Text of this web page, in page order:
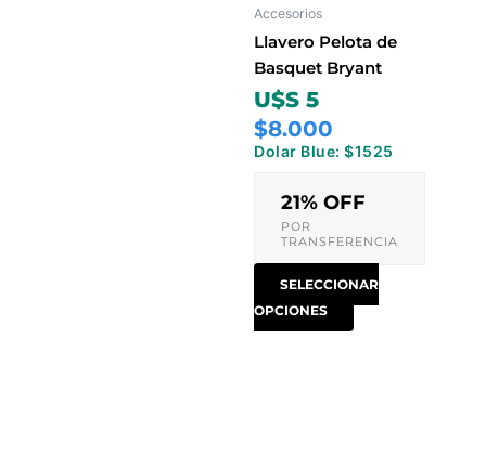
Accesorios
Llavero Pelota de
Basquet Bryant
U$S 5
$8.000
Dolar Blue: $1525
21% OFF
POR
TRANSFERENCIA
SELECCIONAR
OPCIONES
pueden
elegir
página
producto